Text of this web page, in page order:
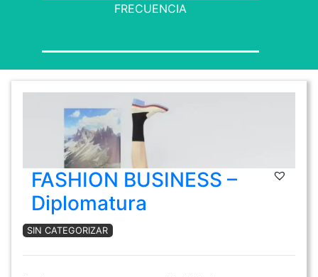
FRECUENCIA
FASHION BUSINESS –
Diplomatura
SIN CATEGORIZAR